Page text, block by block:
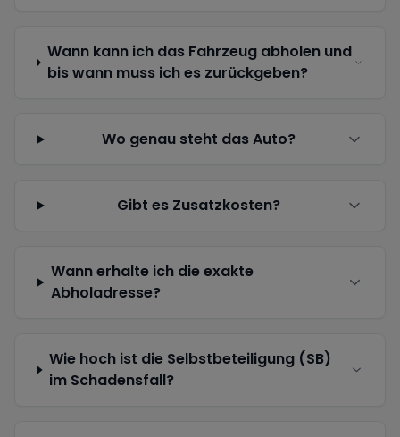
Wann kann ich das Fahrzeug abholen und
bis wann muss ich es zurückgeben?
Wo genau steht das Auto?
Gibt es Zusatzkosten?
Wann erhalte ich die exakte
Abholadresse?
Wie hoch ist die Selbstbeteiligung (SB)
im Schadensfall?